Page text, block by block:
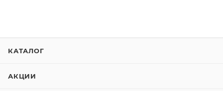
КАТАЛОГ
АКЦИИ